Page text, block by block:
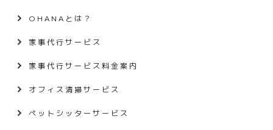
OHANAとは？
家事代行サービス
家事代行サービス料金案内
オフィス清掃サービス
ペットシッターサービス